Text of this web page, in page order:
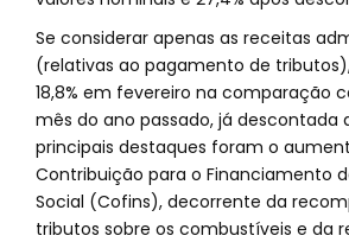
Se considerar apenas as receitas
(relativas ao pagamento de
18,8% em fevereiro na comparação
mês do ano passado, já descontada
principais destaques foram o
Contribuição para o Financiamento
Social (Cofins), decorrente da
tributos sobre os combustíveis e da